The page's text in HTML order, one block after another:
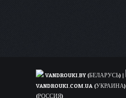
VANDROUKI.BY (БЕЛАРУСЬ) |
VANDROUKI.COM.UA (УКРАИНА)
(РОССИЯ)